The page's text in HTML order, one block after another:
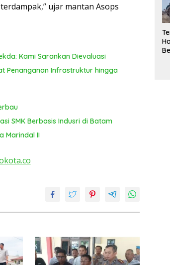
ujar mantan Asops
Kami Sarankan Dievaluasi
Penanganan Infrastruktur hingga
SMK Berbasis Indusri di Batam
Marindal II